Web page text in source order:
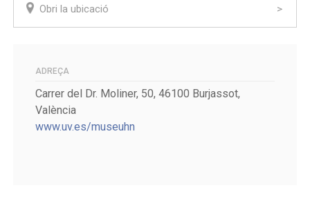
Obri la ubicació
ADREÇA
Carrer del Dr. Moliner, 50, 46100 Burjassot,
València
www.uv.es/museuhn